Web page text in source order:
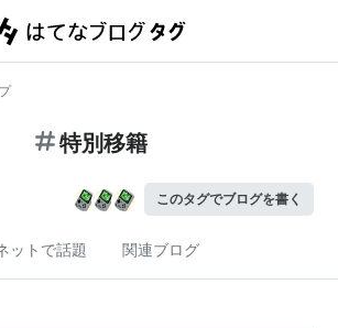
特別移籍
このタグでブログを書く
ットで話題 関連ブログ